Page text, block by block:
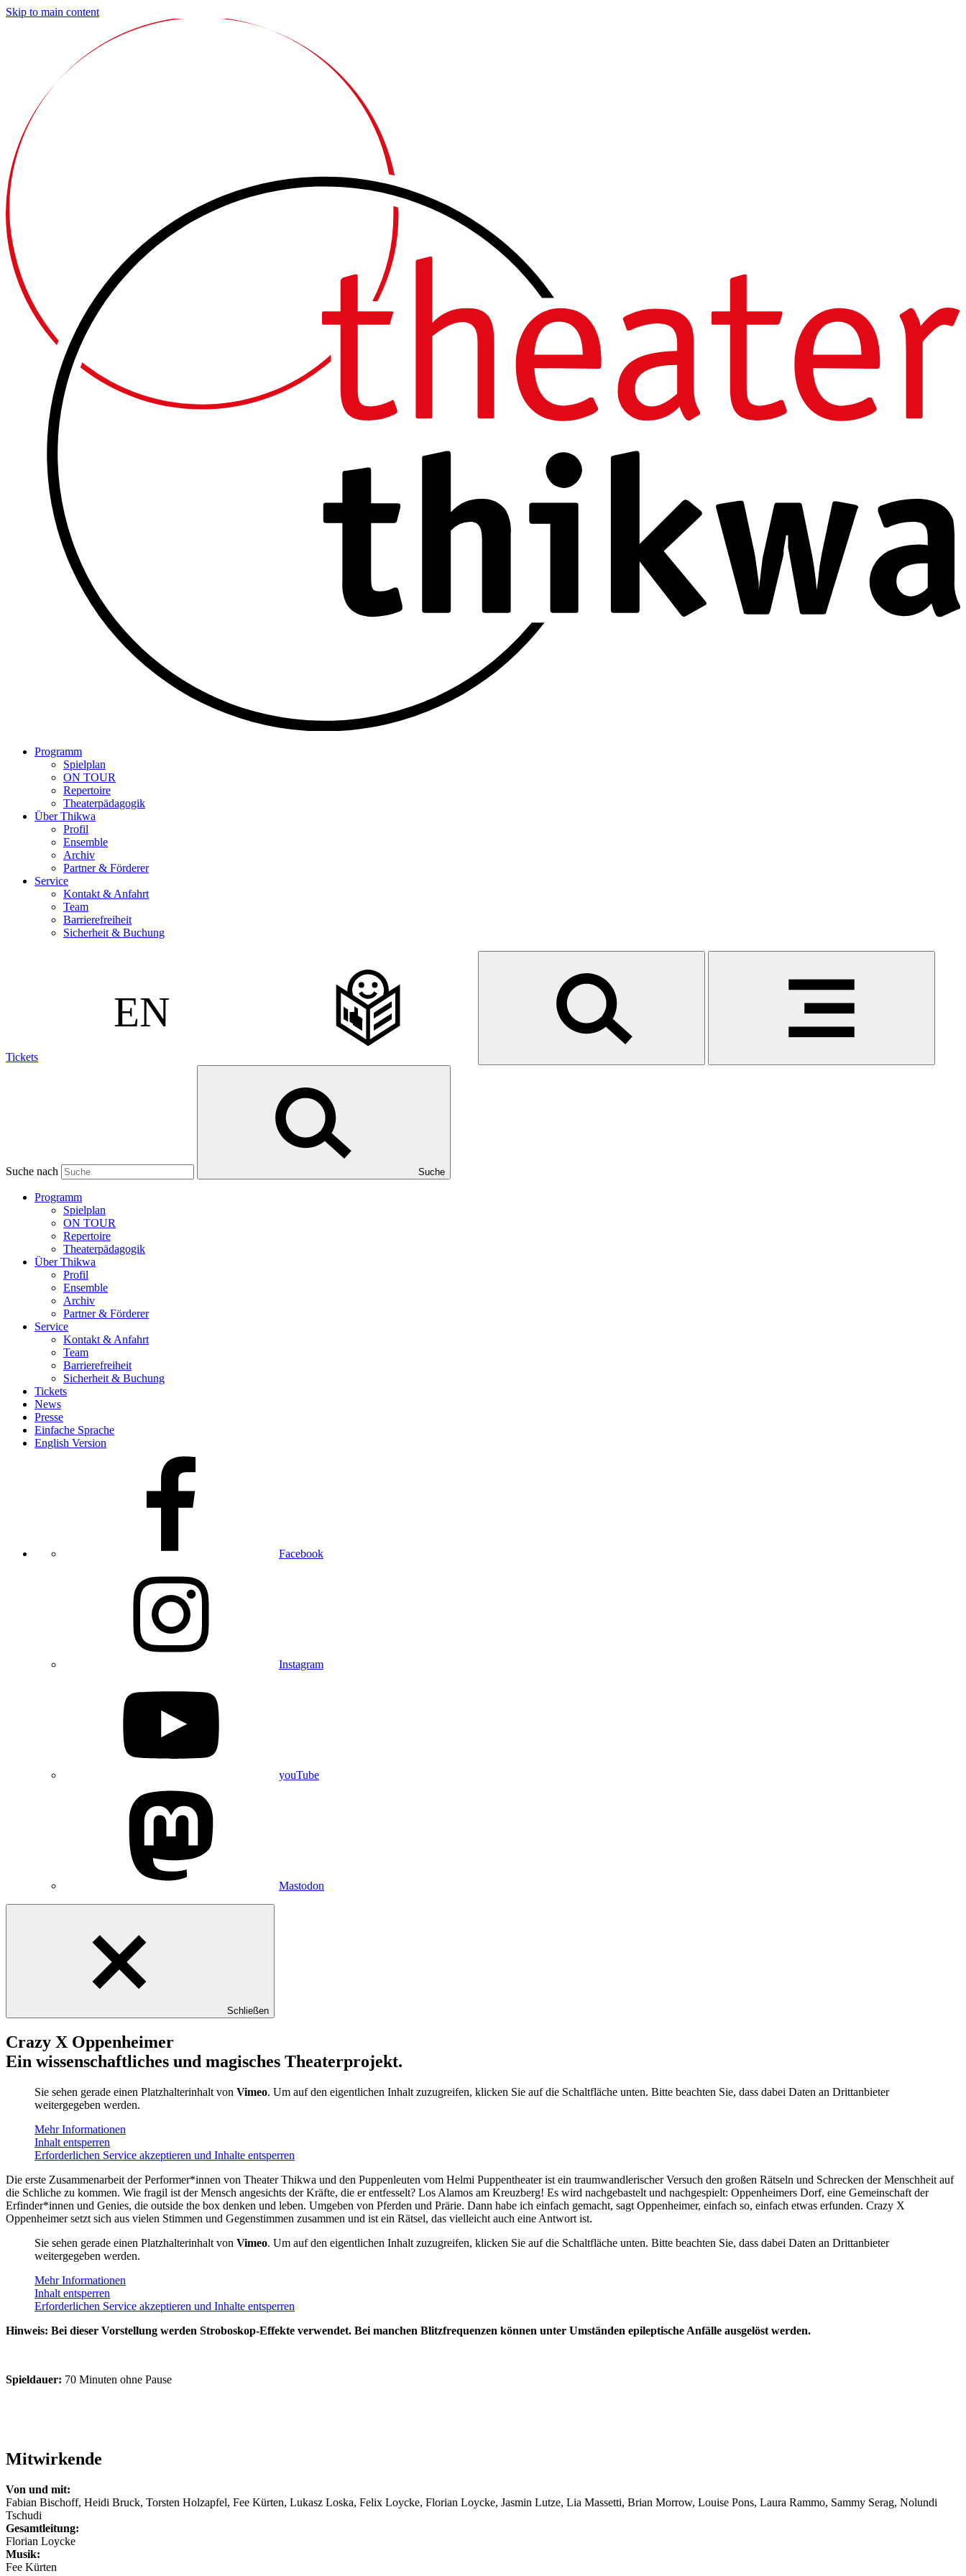
Skip to main content
Programm
Spielplan
ON TOUR
Repertoire
Theaterpädagogik
Über Thikwa
Profil
Ensemble
Archiv
Partner & Förderer
Service
Kontakt & Anfahrt
Team
Barrierefreiheit
Sicherheit & Buchung
Tickets
Suche nach Suche
Programm
Spielplan
ON TOUR
Repertoire
Theaterpädagogik
Über Thikwa
Profil
Ensemble
Archiv
Partner & Förderer
Service
Kontakt & Anfahrt
Team
Barrierefreiheit
Sicherheit & Buchung
Tickets
News
Presse
Einfache Sprache
English Version
Facebook
Instagram
youTube
Mastodon
Schließen
Crazy X Oppenheimer
Ein wissenschaftliches und magisches Theaterprojekt.
Sie sehen gerade einen Platzhalterinhalt von Vimeo. Um auf den eigentlichen Inhalt zuzugreifen, klicken Sie auf die Schaltfläche unten. Bitte beachten Sie, dass dabei Daten an Drittanbieter
weitergegeben werden.
Mehr Informationen
Inhalt entsperren
Erforderlichen Service akzeptieren und Inhalte entsperren
Die erste Zusammenarbeit der Performer*innen von Theater Thikwa und den Puppenleuten vom Helmi Puppentheater ist ein traumwandlerischer Versuch den großen Rätseln und Schrecken der Menschheit auf
die Schliche zu kommen. Wie fragil ist der Mensch angesichts der Kräfte, die er entfesselt? Los Alamos am Kreuzberg! Es wird nachgebastelt und nachgespielt: Oppenheimers Dorf, eine Gemeinschaft der
Erfinder*innen und Genies, die outside the box denken und leben. Umgeben von Pferden und Prärie. Dann habe ich einfach gemacht, sagt Oppenheimer, einfach so, einfach etwas erfunden. Crazy X
Oppenheimer setzt sich aus vielen Stimmen und Gegenstimmen zusammen und ist ein Rätsel, das vielleicht auch eine Antwort ist.
Sie sehen gerade einen Platzhalterinhalt von Vimeo. Um auf den eigentlichen Inhalt zuzugreifen, klicken Sie auf die Schaltfläche unten. Bitte beachten Sie, dass dabei Daten an Drittanbieter
weitergegeben werden.
Mehr Informationen
Inhalt entsperren
Erforderlichen Service akzeptieren und Inhalte entsperren
Hinweis: Bei dieser Vorstellung werden Stroboskop-Effekte verwendet. Bei manchen Blitzfrequenzen können unter Umständen epileptische Anfälle ausgelöst werden.
Spieldauer: 70 Minuten ohne Pause
Mitwirkende
Von und mit:
Fabian Bischoff, Heidi Bruck, Torsten Holzapfel, Fee Kürten, Lukasz Loska, Felix Loycke, Florian Loycke, Jasmin Lutze, Lia Massetti, Brian Morrow, Louise Pons, Laura Rammo, Sammy Serag, Nolundi
Tschudi
Gesamtleitung:
Florian Loycke
Musik:
Fee Kürten